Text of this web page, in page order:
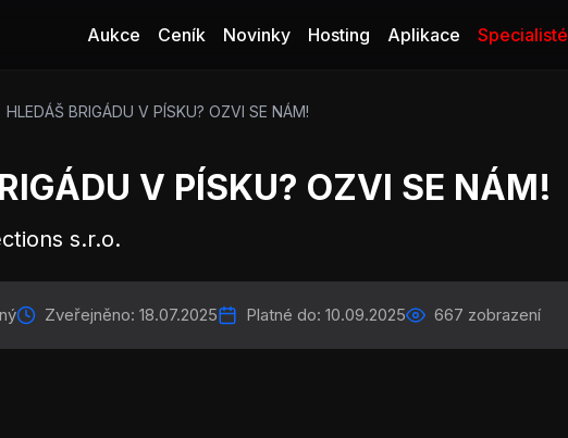
Aukce Ceník Novinky Hosting Aplikace Specialisté
HLEDÁŠ BRIGÁDU V PÍSKU? OZVI SE NÁM!
V PÍSKU? OZVI SE NÁM!
s.r.o.
Zveřejněno: 18.07.2025 Platné do: 10.09.2025 667 zobrazení